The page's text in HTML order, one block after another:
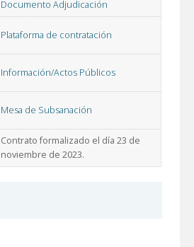
Documento Adjudicación
Plataforma de contratación
Información/Actos Públicos
Mesa de Subsanación
Contrato formalizado el día 23 de
noviembre de 2023.